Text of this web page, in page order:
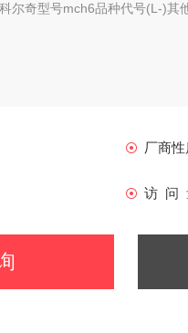
尔奇型号mch6品种代号(L-)其
厂商性
访 问